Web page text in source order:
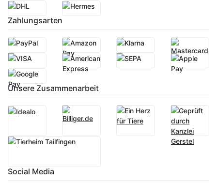
Zahlungsarten
Unsere Zusammenarbeit
Social Media